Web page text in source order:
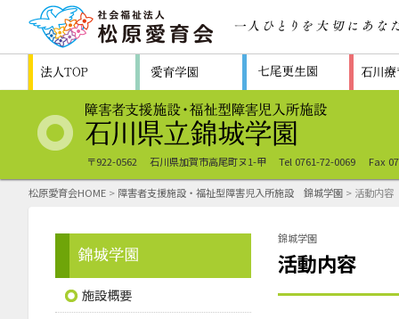
〒922-0562 石川県加賀市高尾町ヌ1-甲 Tel 0761-72-0069 Fax
松原愛育会HOME > 障害者支援施設・福祉型障害児入所施設 錦城学園 > 活動内容
錦城学園
活動内容
施設概要